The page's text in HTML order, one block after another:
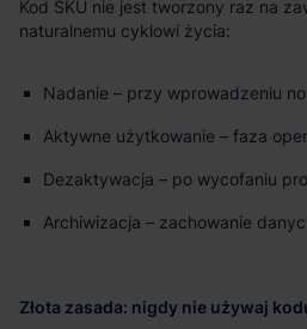
Kod SKU nie jest tworzony raz na
naturalnemu cyklowi życia:
Nadanie – przy wprowadzeniu
Aktywne użytkowanie – faza
Dezaktywacja – po wycofaniu
Archiwizacja – zachowanie
Złota zasada: nigdy nie używaj